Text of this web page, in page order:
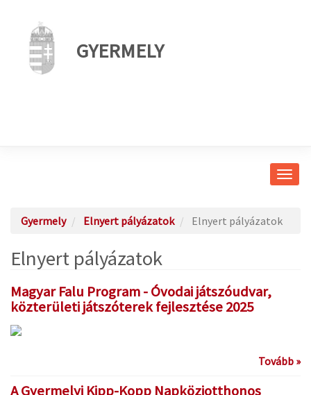
GYERMELY
Gyermely Elnyert pályázatok Elnyert pályázatok
Elnyert pályázatok
Magyar Falu Program - Óvodai játszóudvar,
közterületi játszóterek fejlesztése 2025
Tovább »
A Gyermelyi Kipp-Kopp Napköziotthonos